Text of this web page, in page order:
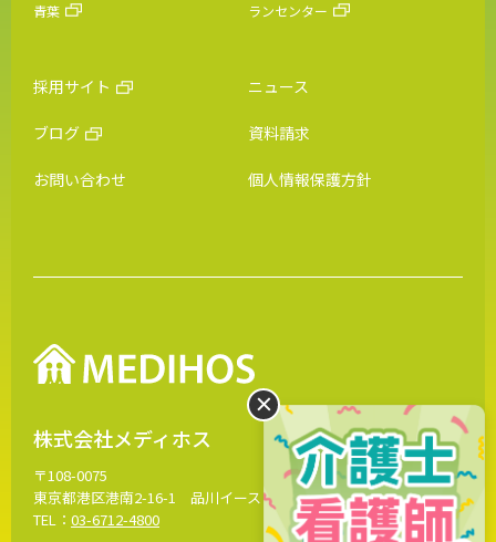
株式会社メディホス
〒108-0075
東京都港区港南2-16-1 品川イーストワンタワー13階 MAP
TEL： 03-6712-4800
青葉
ランセンター
採用サイト ニュース
ブログ 資料請求
お問い合わせ 個人情報保護方針